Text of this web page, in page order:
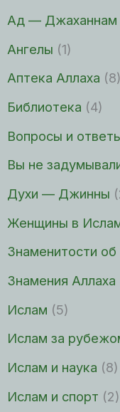
Ад — Джаханнам
Ангелы (1)
Аптека Аллаха (8)
Библиотека (4)
Вопросы и
Вы не
Духи — Джинны
Женщины в
Знаменитости
Знамения Аллаха
Ислам (5)
Ислам за
Ислам и наука (8)
Ислам и спорт (2)